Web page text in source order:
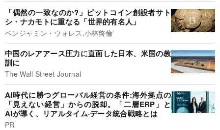
「偶然の一致なのか?」ビットコイン創設者サト
シ・ナカモトに重なる「世界的有名人」
ベンジャミン・ウォレス,小林啓倫
中国のレアアース圧力に直面した日本、米国の教
訓に
The Wall Street Journal
AI時代に勝つグローバル経営の条件:海外拠点の
「見えない経営」からの脱却。「二層ERP」と
AIが導く、リアルタイム·データ統合戦略とは
PR